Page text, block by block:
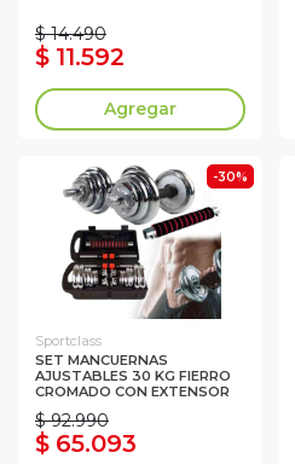
$ 14.490
$ 11.592
Agregar
-30%
Sportclass
SET MANCUERNAS
AJUSTABLES 30 KG FIERRO
CROMADO CON EXTENSOR
$ 92.990
$ 65.093